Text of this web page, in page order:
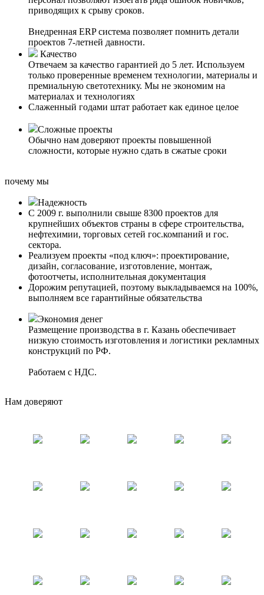
приводящих к срыву сроков.
Внедренная ERP система позволяет помнить детали
проектов 7-летней давности.
Качество
Отвечаем за качество гарантией до 5 лет. Используем
только проверенные временем технологии, материалы и
премиальную светотехнику. Мы не экономим на
материалах и технологиях
Слаженный годами штат работает как единое целое
Сложные проекты
Обычно нам доверяют проекты повышенной
сложности, которые нужно сдать в сжатые сроки
почему мы
Надежность
С 2009 г. выполнили свыше 8300 проектов для
крупнейших объектов страны в сфере строительства,
нефтехимии, торговых сетей гос.компаний и гос.
сектора.
Реализуем проекты «под ключ»: проектирование,
дизайн, согласование, изготовление, монтаж,
фотоотчеты, исполнительная документация
Дорожим репутацией, поэтому выкладываемся на 100%,
выполняем все гарантийные обязательства
Экономия денег
Размещение производства в г. Казань обеспечивает
низкую стоимость изготовления и логистики рекламных
конструкций по РФ.
Работаем с НДС.
Нам доверяют